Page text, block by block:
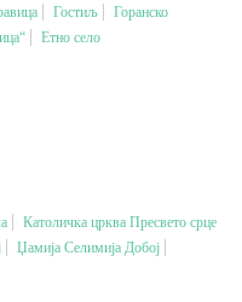
Гостиљ
Горанско
Етно село
Католичка црква Пресвето срце
Џамија Селимија Добој